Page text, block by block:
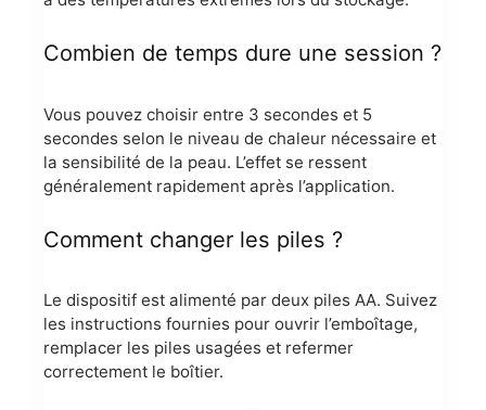
Combien de temps dure une session ?
Vous pouvez choisir entre 3 secondes et 5
secondes selon le niveau de chaleur nécessaire et
la sensibilité de la peau. L’effet se ressent
généralement rapidement après l’application.
Comment changer les piles ?
Le dispositif est alimenté par deux piles AA. Suivez
les instructions fournies pour ouvrir l’emboîtage,
remplacer les piles usagées et refermer
correctement le boîtier.